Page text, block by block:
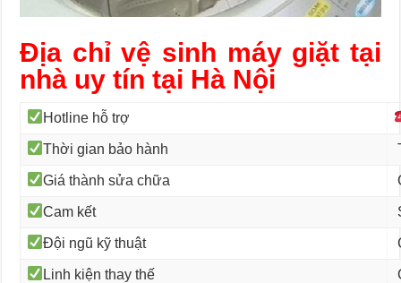
Địa chỉ vệ sinh máy giặt tại
nhà uy tín tại Hà Nội
Hotline hỗ trợ
Thời gian bảo hành
Giá thành sửa chữa
Cam kết
Đội ngũ kỹ thuật
Linh kiện thay thế